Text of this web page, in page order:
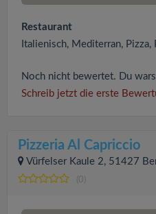
Restaurant
Italienisch, Mediterran, Pizza,
Noch nicht bewertet. Du
Schreib jetzt die erste
Pizzeria Al Capriccio
Vürfelser Kaule 2, 51427
(0)